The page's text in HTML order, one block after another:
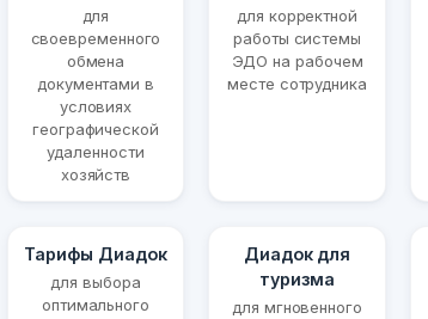
для
своевременного
обмена
документами в
условиях
географической
удаленности
хозяйств
для корректной
работы системы
ЭДО на рабочем
месте сотрудника
Тарифы Диадок
для выбора
оптимального
Диадок для
туризма
для мгновенного